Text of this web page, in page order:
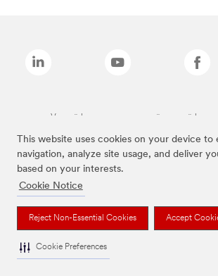
This website uses cookies on your device to
navigation, analyze site usage, and deliver
based on your interests.
Cookie Notice
Reject Non-Essential Cookies Accept
Cookie Preferences
Varumärken som anges ovan är varumärken